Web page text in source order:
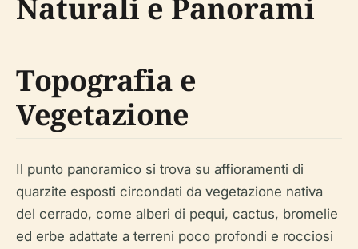
Naturali e Panorami
Topografia e
Vegetazione
Il punto panoramico si trova su affioramenti di
quarzite esposti circondati da vegetazione nativa
del cerrado, come alberi di pequi, cactus, bromelie
ed erbe adattate a terreni poco profondi e rocciosi